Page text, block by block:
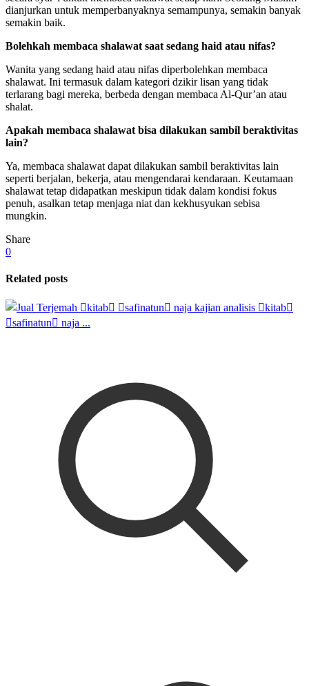
dianjurkan untuk memperbanyaknya semampunya, semakin banyak
semakin baik.
Bolehkah membaca shalawat saat sedang haid atau nifas?
Wanita yang sedang haid atau nifas diperbolehkan membaca
shalawat. Ini termasuk dalam kategori dzikir lisan yang tidak
terlarang bagi mereka, berbeda dengan membaca Al-Qur’an atau
shalat.
Apakah membaca shalawat bisa dilakukan sambil beraktivitas
lain?
Ya, membaca shalawat dapat dilakukan sambil beraktivitas lain
seperti berjalan, bekerja, atau mengendarai kendaraan. Keutamaan
shalawat tetap didapatkan meskipun tidak dalam kondisi fokus
penuh, asalkan tetap menjaga niat dan kekhusyukan sebisa
mungkin.
Share
0
Related posts